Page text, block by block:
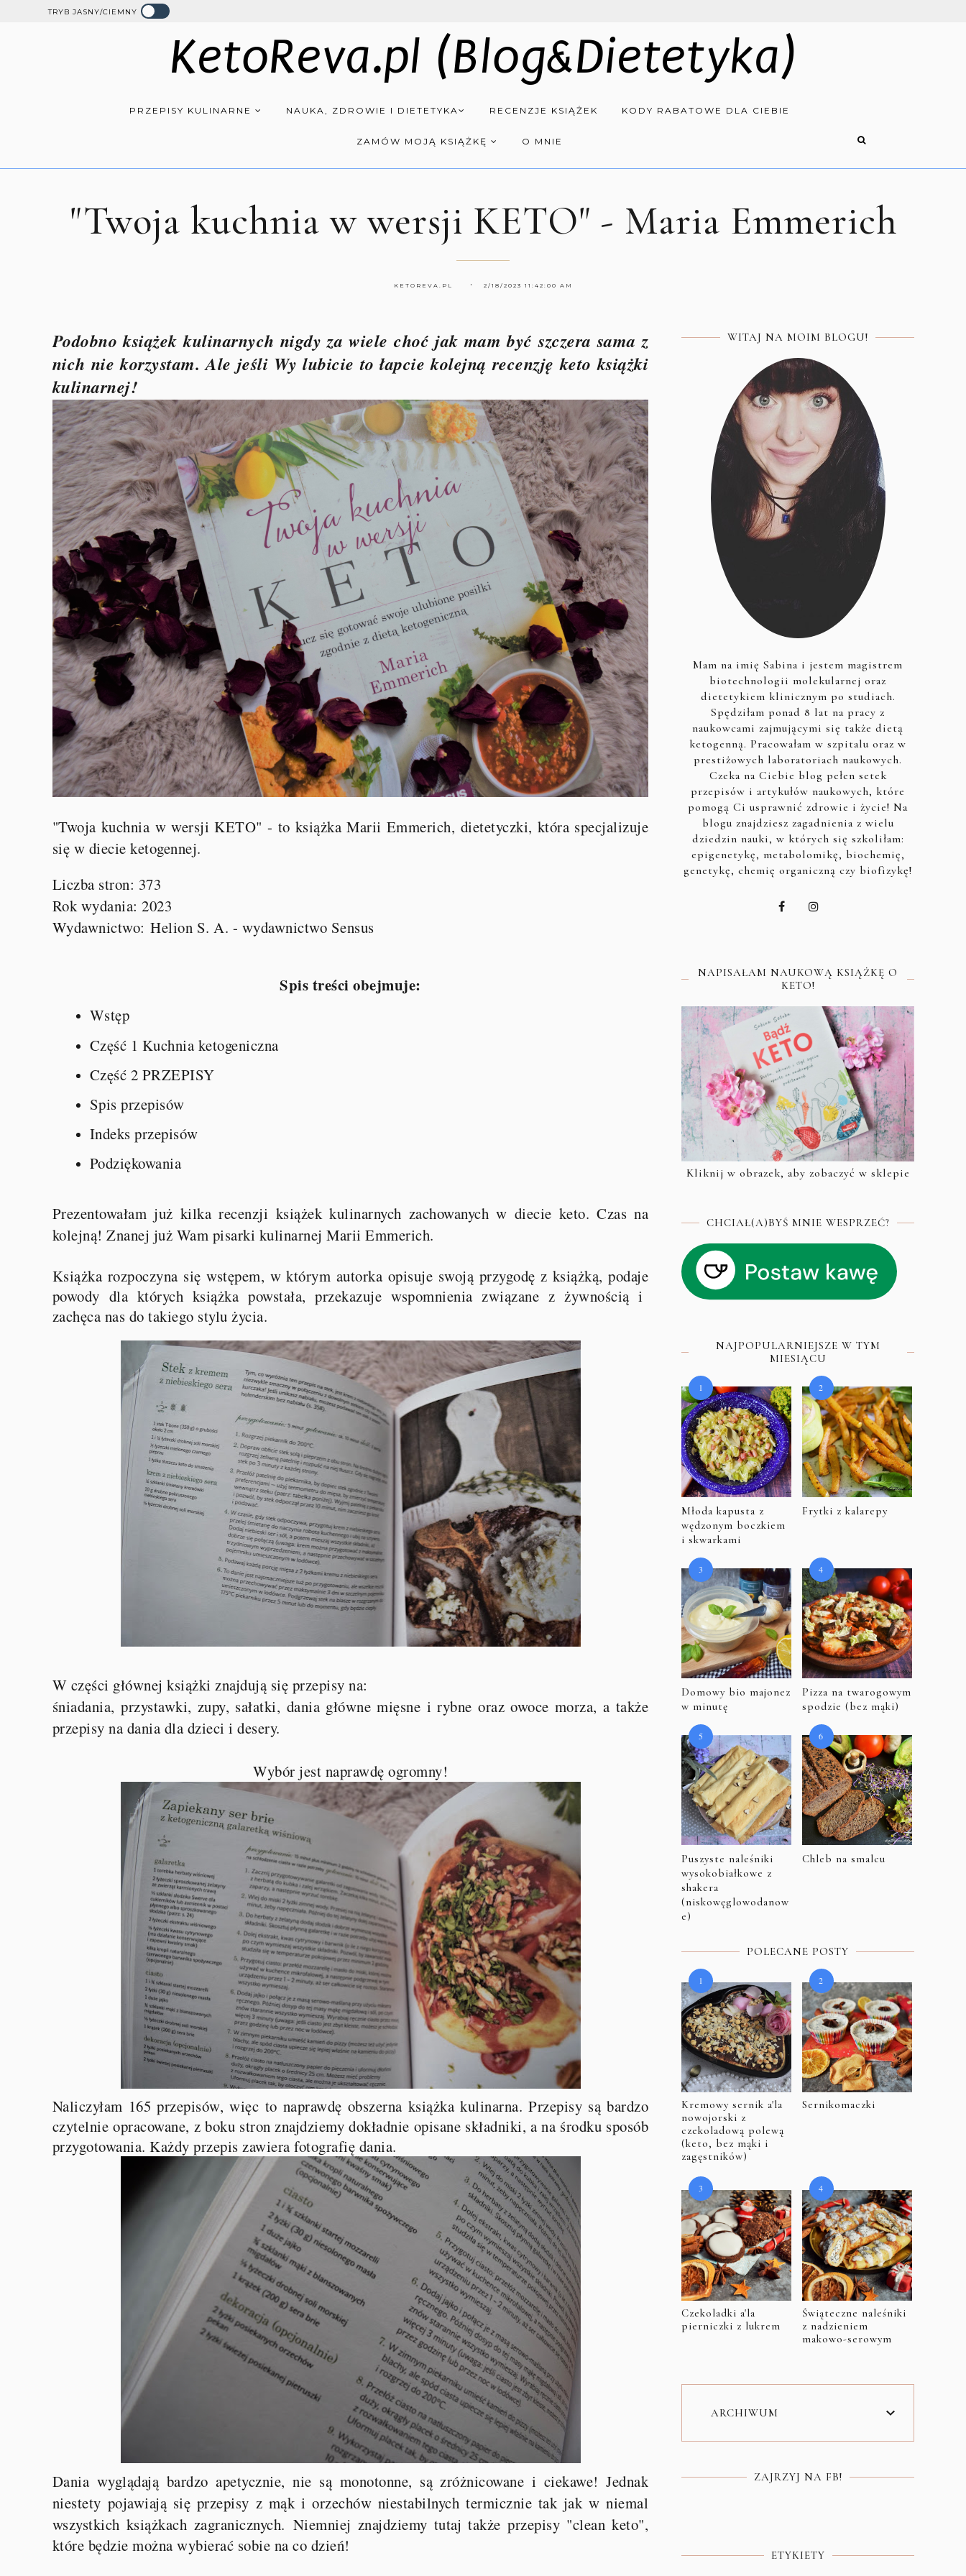
TRYB JASNY/CIEMNY
KetoReva.pl (Blog&Dietetyka)
PRZEPISY KULINARNE NAUKA, ZDROWIE I DIETETYKA RECENZJE KSIĄŻEK KODY RABATOWE DLA CIEBIE
ZAMÓW MOJĄ KSIĄŻKĘ O MNIE
"Twoja kuchnia w wersji KETO" - Maria Emmerich
KETOREVA.PL 2/18/2023 11:42:00 AM
Podobno książek kulinarnych nigdy za wiele choć jak mam być szczera sama z
nich nie korzystam. Ale jeśli Wy lubicie to łapcie kolejną recenzję keto książki
kulinarnej!
"Twoja kuchnia w wersji KETO" - to książka Marii Emmerich, dietetyczki, która specjalizuje
się w diecie ketogennej.
Liczba stron: 373
Rok wydania: 2023
Wydawnictwo:Helion S. A. - wydawnictwo Sensus
Spis treści obejmuje:
Wstęp
Część 1 Kuchnia ketogeniczna
Część 2 PRZEPISY
Spis przepisów
Indeks przepisów
Podziękowania
Prezentowałam już kilka recenzji książek kulinarnych zachowanych w diecie keto. Czas na
kolejną! Znanej już Wam pisarki kulinarnej Marii Emmerich.
Książka rozpoczyna się wstępem, w którym autorka opisuje swoją przygodę z książką, podaje
powody dla których książka powstała, przekazuje wspomnienia związane z żywnością i
zachęca nas do takiego stylu życia.
W części głównej książki znajdują się przepisy na:
śniadania, przystawki, zupy, sałatki, dania główne mięsne i rybne oraz owoce morza, a także
przepisy na dania dla dzieci i desery.
Wybór jest naprawdę ogromny!
Naliczyłam 165 przepisów, więc to naprawdę obszerna książka kulinarna. Przepisy są bardzo
czytelnie opracowane, z boku stron znajdziemy dokładnie opisane składniki, a na środku sposób
przygotowania. Każdy przepis zawiera fotografię dania.
Dania wyglądają bardzo apetycznie, nie są monotonne, są zróżnicowane i ciekawe! Jednak
niestety pojawiają się przepisy z mąk i orzechów niestabilnych termicznie tak jak w niemal
wszystkich książkach zagranicznych. Niemniej znajdziemy tutaj także przepisy "clean keto",
które będzie można wybierać sobie na co dzień!
WITAJ NA MOIM BLOGU!
Mam na imię Sabina i jestem magistrem
biotechnologii molekularnej oraz
dietetykiem klinicznym po studiach.
Spędziłam ponad 8 lat na pracy z
naukowcami zajmującymi się także dietą
ketogenną. Pracowałam w szpitalu oraz w
prestiżowych laboratoriach naukowych.
Czeka na Ciebie blog pełen setek
przepisów i artykułów naukowych, które
pomogą Ci usprawnić zdrowie i życie! Na
blogu znajdziesz zagadnienia z wielu
dziedzin nauki, w których się szkoliłam:
epigenetykę, metabolomikę, biochemię,
genetykę, chemię organiczną czy biofizykę!
NAPISAŁAM NAUKOWĄ KSIĄŻKĘ O
KETO!
Kliknij w obrazek, aby zobaczyć w sklepie
CHCIAŁ(A)BYŚ MNIE WESPRZEĆ?
NAJPOPULARNIEJSZE W TYM
MIESIĄCU
Młoda kapusta z
wędzonym boczkiem
i skwarkami
Frytki z kalarepy
Domowy bio majonez
w minutę
Pizza na twarogowym
spodzie (bez mąki)
Puszyste naleśniki
wysokobiałkowe z
shakera
(niskowęglowodanow
e)
Chleb na smalcu
POLECANE POSTY
Kremowy sernik a'la
nowojorski z
czekoladową polewą
(keto, bez mąki i
zagęstników)
Sernikomaczki
Czekoladki a'la
pierniczki z lukrem
Świąteczne naleśniki
z nadzieniem
makowo-serowym
ARCHIWUM
ZAJRZYJ NA FB!
ETYKIETY